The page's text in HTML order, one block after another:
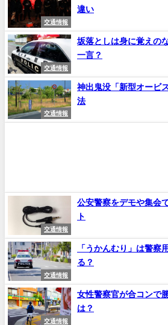
交通情報
違い
交通情報
坂落としは身に覚えの
一言？
交通情報
神出鬼没「新型オービ
法
交通情報
公安警察をデモや集会
ト
交通情報
「うかんむり」は警察
る？
交通情報
女性警察官が合コンで
は？